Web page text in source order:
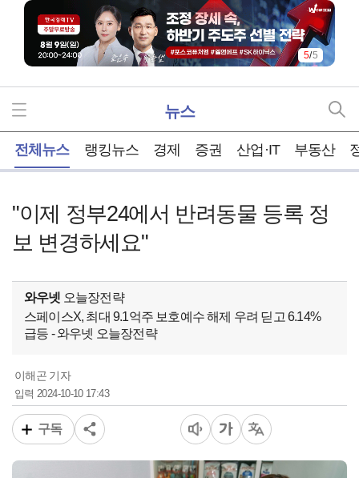
5/5
뉴스
전체뉴스 랭킹뉴스 경제 증권 산업·IT 부동산
"이제 정부24에서 반려동물 등록 정
보 변경하세요"
와우넷 오늘장전략
스페이스X, 최대 9.1억주 보호예수 해제 우려 딛고 6.14%
급등 - 와우넷 오늘장전략
이해곤 기자
입력2024-10-10 17:43
구독